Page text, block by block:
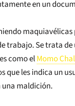
en un
trabajo. Se trata
como elMomo
que les indica un
maldición.